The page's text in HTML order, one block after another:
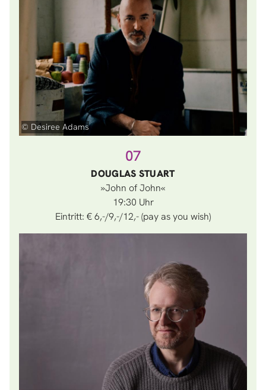
© Desiree Adams
07
DOUGLAS STUART
»John of John«
19:30
Eintritt: € 6,-/9,-/12,- (pay as you wish)